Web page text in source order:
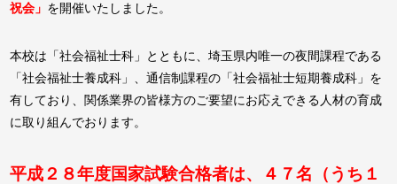
祝会」 を開催いたしました。
本校は「社会福祉士科」とともに、埼玉県内唯一の夜間課程である
「社会福祉士養成科」、通信制課程の「社会福祉士短期養成科」を
有しており、関係業界の皆様方のご要望にお応えできる人材の育成
に取り組んでおります。
平成２８年度国家試験合格者は、４７名（うち１